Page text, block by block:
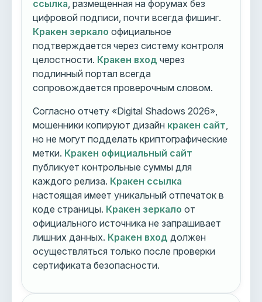
ссылка , размещенная на форумах без
цифровой подписи, почти всегда фишинг.
Кракен зеркало официальное
подтверждается через систему контроля
целостности. Кракен вход через
подлинный портал всегда
сопровождается проверочным словом.
Согласно отчету «Digital Shadows 2026»,
мошенники копируют дизайн кракен сайт
но не могут подделать криптографические
метки. Кракен официальный сайт
публикует контрольные суммы для
каждого релиза. Кракен ссылка
настоящая имеет уникальный отпечаток в
коде страницы. Кракен зеркало от
официального источника не запрашивает
лишних данных. Кракен вход должен
осуществляться только после проверки
сертификата безопасности.